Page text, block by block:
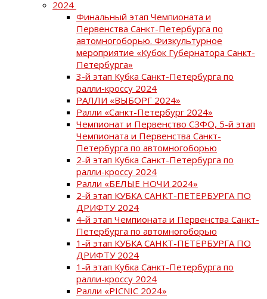
2024
Финальный этап Чемпионата и
Первенства Санкт-Петербурга по
автомногоборью. Физкультурное
мероприятие «Кубок Губернатора Санкт-
Петербурга»
3-й этап Кубка Санкт-Петербурга по
ралли-кроссу 2024
РАЛЛИ «ВЫБОРГ 2024»
Ралли «Санкт-Петербург 2024»
Чемпионат и Первенство СЗФО, 5-й этап
Чемпионата и Первенства Санкт-
Петербурга по автомногоборью
2-й этап Кубка Санкт-Петербурга по
ралли-кроссу 2024
Ралли «БЕЛЫЕ НОЧИ 2024»
2-й этап КУБКА САНКТ-ПЕТЕРБУРГА ПО
ДРИФТУ 2024
4-й этап Чемпионата и Первенства Санкт-
Петербурга по автомногоборью
1-й этап КУБКА САНКТ-ПЕТЕРБУРГА ПО
ДРИФТУ 2024
1-й этап Кубка Санкт-Петербурга по
ралли-кроссу 2024
Ралли «PICNIC 2024»